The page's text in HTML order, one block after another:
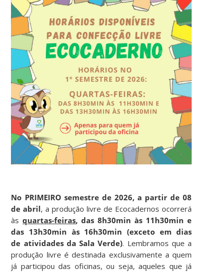
No PRIMEIRO semestre de 2026, a partir de 08
de abril, a produção livre de Ecocadernos ocorrerá
àsquartas-feiras, das 8h30min às 11h30min e
das 13h30min às 16h30min (exceto em dias
de atividades da Sala Verde). Lembramos que a
produção livre é destinada exclusivamente a quem
já participou das oficinas, ou seja, aqueles que já